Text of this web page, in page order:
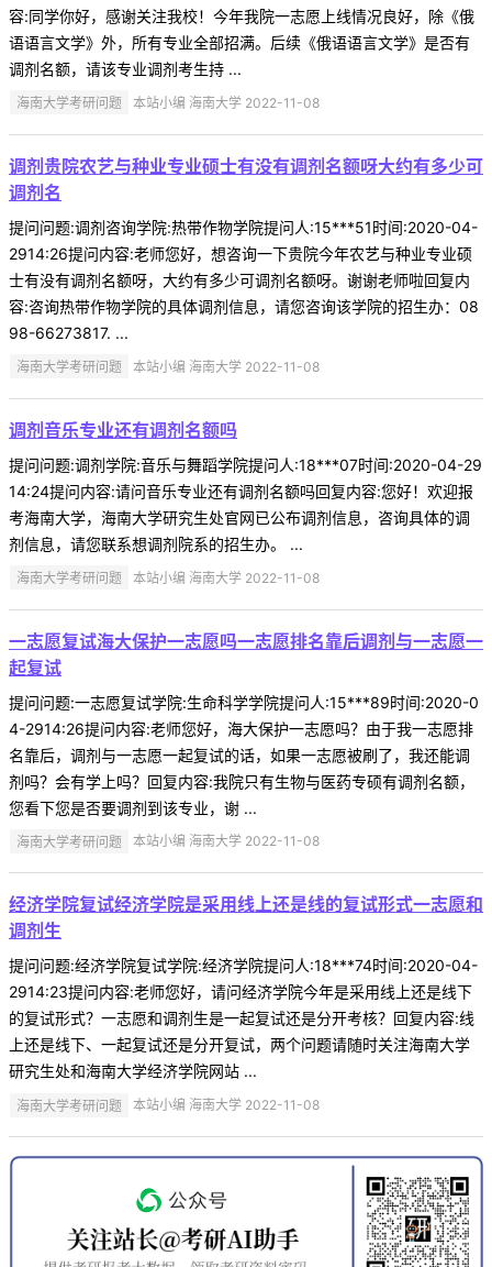
容:同学你好，感谢关注我校！今年我院一志愿上线情况良好，除《俄
语语言文学》外，所有专业全部招满。后续《俄语语言文学》是否有
调剂名额，请该专业调剂考生持 ...
海南大学考研问题 本站小编 海南大学 2022-11-08
调剂贵院农艺与种业专业硕士有没有调剂名额呀大约有多少可
调剂名
提问问题:调剂咨询学院:热带作物学院提问人:15***51时间:2020-04-
2914:26提问内容:老师您好，想咨询一下贵院今年农艺与种业专业硕
士有没有调剂名额呀，大约有多少可调剂名额呀。谢谢老师啦回复内
容:咨询热带作物学院的具体调剂信息，请您咨询该学院的招生办：08
98-66273817. ...
海南大学考研问题 本站小编 海南大学 2022-11-08
调剂音乐专业还有调剂名额吗
提问问题:调剂学院:音乐与舞蹈学院提问人:18***07时间:2020-04-29
14:24提问内容:请问音乐专业还有调剂名额吗回复内容:您好！欢迎报
考海南大学，海南大学研究生处官网已公布调剂信息，咨询具体的调
剂信息，请您联系想调剂院系的招生办。 ...
海南大学考研问题 本站小编 海南大学 2022-11-08
一志愿复试海大保护一志愿吗一志愿排名靠后调剂与一志愿一
起复试
提问问题:一志愿复试学院:生命科学学院提问人:15***89时间:2020-0
4-2914:26提问内容:老师您好，海大保护一志愿吗？由于我一志愿排
名靠后，调剂与一志愿一起复试的话，如果一志愿被刷了，我还能调
剂吗？会有学上吗？回复内容:我院只有生物与医药专硕有调剂名额，
您看下您是否要调剂到该专业，谢 ...
海南大学考研问题 本站小编 海南大学 2022-11-08
经济学院复试经济学院是采用线上还是线的复试形式一志愿和
调剂生
提问问题:经济学院复试学院:经济学院提问人:18***74时间:2020-04-
2914:23提问内容:老师您好，请问经济学院今年是采用线上还是线下
的复试形式？一志愿和调剂生是一起复试还是分开考核？回复内容:线
上还是线下、一起复试还是分开复试，两个问题请随时关注海南大学
研究生处和海南大学经济学院网站 ...
海南大学考研问题 本站小编 海南大学 2022-11-08